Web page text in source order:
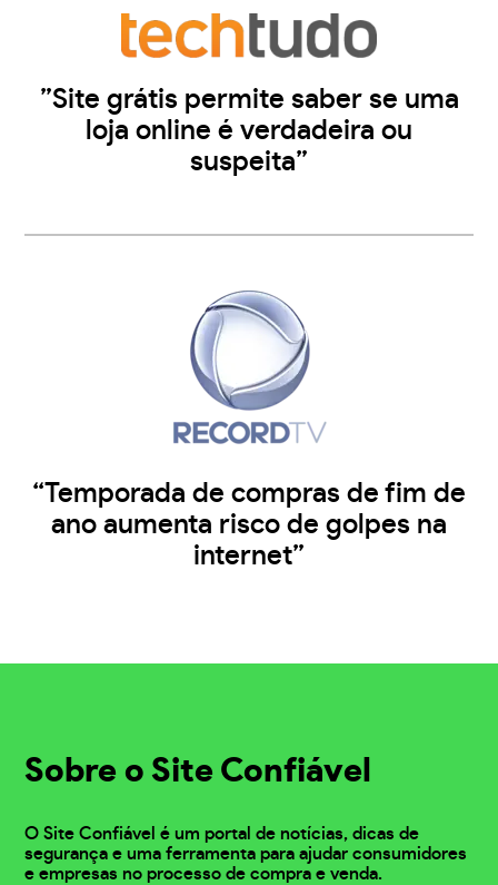
”Site grátis permite saber se uma
loja online é verdadeira ou
suspeita”
“Temporada de compras de fim de
ano aumenta risco de golpes na
internet”
Sobre o Site Confiável
O Site Confiável é um portal de notícias, dicas de
segurança e uma ferramenta para ajudar consumidores
e empresas no processo de compra e venda.